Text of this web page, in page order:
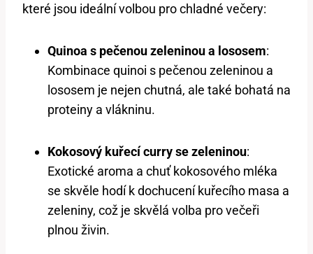
které jsou ideální volbou pro chladné večery:
Quinoa s pečenou zeleninou a lososem:
Kombinace quinoi s pečenou zeleninou a
lososem je nejen chutná, ale také bohatá na
proteiny a vlákninu.
Kokosový kuřecí curry se zeleninou:
Exotické aroma a chuť kokosového mléka
se skvěle hodí k dochucení kuřecího masa a
zeleniny, což je skvělá volba pro večeři
plnou živin.